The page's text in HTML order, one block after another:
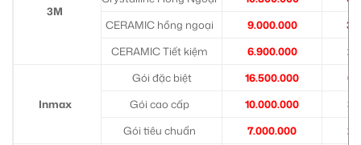
3M
CERAMIC hồng ngoại
9.000.000
CERAMIC Tiết kiệm
6.900.000
Inmax
Gói đặc biệt 16.500.000
Gói cao cấp
10.000.000
Gói tiêu chuẩn
7.000.000